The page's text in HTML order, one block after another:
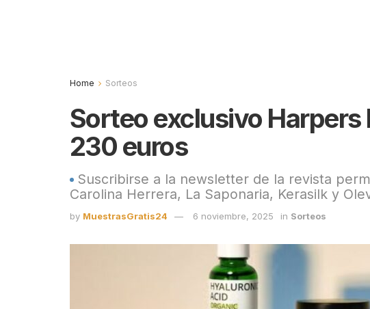
Home Sorteos
Sorteo exclusivo Harpers
230 euros
Suscribirse a la newsletter de la revista
Carolina Herrera, La Saponaria, Kerasilk y
by MuestrasGratis24 6 noviembre, 2025 in Sorteos